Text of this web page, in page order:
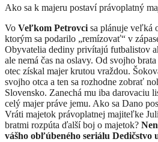
Ako sa k majeru postaví právoplatný
Vo Veľkom Petrovci sa plánuje veľká
ktorým sa podarilo „remízovať“ v
Obyvatelia dediny privítajú futbalistov
ale nemá čas na oslavy. Od svojho brata
otec získal majer krutou vraždou.
svojho otca a ten sa rozhodne zobrať
Slovensko. Zanechá mu iba darovaciu
celý majer práve jemu. Ako sa Dano
Vráti majetok právoplatnej majiteľke
bratmi rozpúta ďalší boj o majetok?
vášho obľúbeného seriálu Dedičstvo